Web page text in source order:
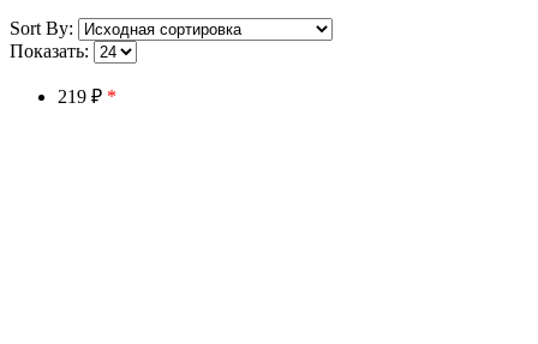
Sort By:
Показать:
219 ₽ *